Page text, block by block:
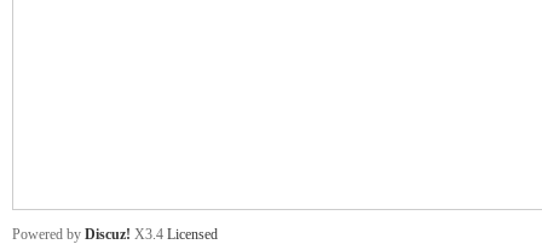
Powered by Discuz! X3.4 Licensed